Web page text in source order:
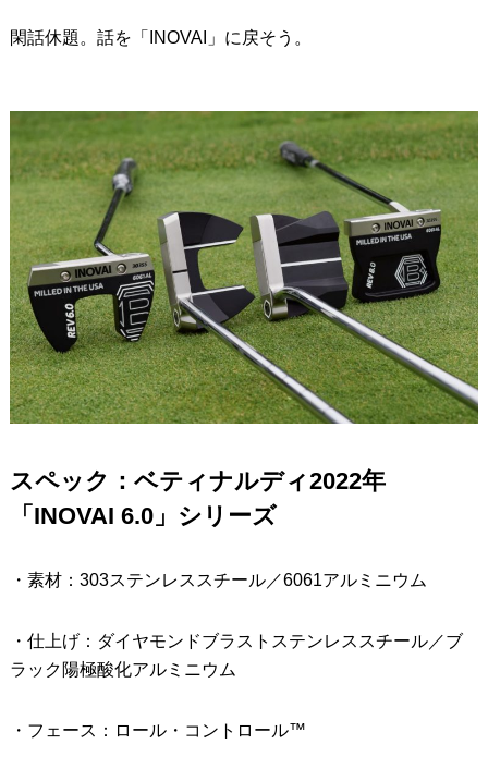
閑話休題。話を「INOVAI」に戻そう。
スペック：ベティナルディ2022年
「INOVAI 6.0」シリーズ
・素材：303ステンレススチール／6061アルミニウム
・仕上げ：ダイヤモンドブラストステンレススチール／ブ
ラック陽極酸化アルミニウム
・フェース：ロール・コントロール™